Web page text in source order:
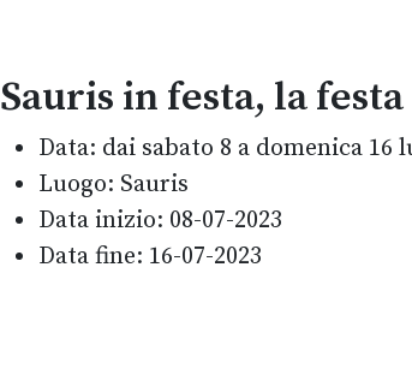
Sauris in festa, la
Data: dai sabato 8 a domenica 16
Luogo: Sauris
Data inizio: 08-07-2023
Data fine: 16-07-2023